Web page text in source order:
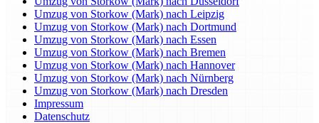
Umzug von Storkow (Mark) nach Leipzig
Umzug von Storkow (Mark) nach Dortmund
Umzug von Storkow (Mark) nach Essen
Umzug von Storkow (Mark) nach Bremen
Umzug von Storkow (Mark) nach Hannover
Umzug von Storkow (Mark) nach Nürnberg
Umzug von Storkow (Mark) nach Dresden
Impressum
Datenschutz